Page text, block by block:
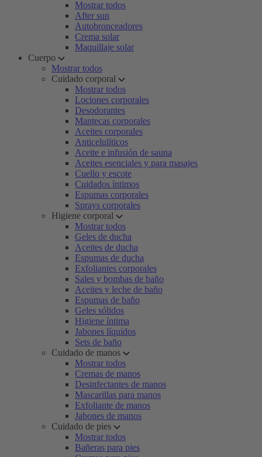
Mostrar todos
After sun
Autobronceadores
Crema solar
Maquillaje solar
Cuerpo
Mostrar todos
Cuidado corporal
Mostrar todos
Lociones corporales
Desodorantes
Mantecas corporales
Aceites corporales
Anticelulíticos
Aceite e infusión de sauna
Aceites esenciales y para masajes
Cuello y escote
Cuidados íntimos
Espumas corporales
Sprays corporales
Higiene corporal
Mostrar todos
Geles de ducha
Aceites de ducha
Espumas de ducha
Exfoliantes corporales
Sales y bombas de baño
Aceites y leche de baño
Espumas de baño
Geles sólidos
Higiene íntima
Jabones líquidos
Sets de baño
Cuidado de manos
Mostrar todos
Cremas de manos
Desinfectantes de manos
Mascarillas para manos
Exfoliante de manos
Jabones de manos
Cuidado de pies
Mostrar todos
Bañeras para pies